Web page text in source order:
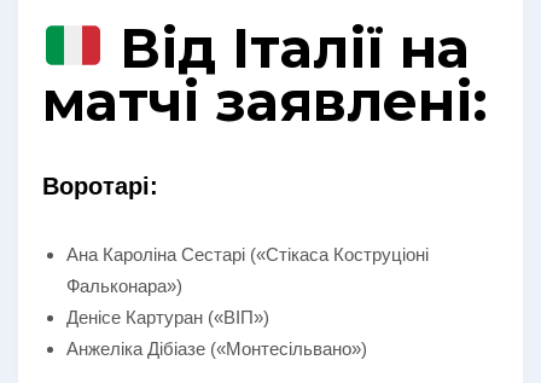
Від Італії на
матчі заявлені:
Воротарі:
Ана Кароліна Сестарі («Стікаса Коструціоні
Фальконара»)
Денісе Картуран («ВІП»)
Анжеліка Дібіазе («Монтесільвано»)